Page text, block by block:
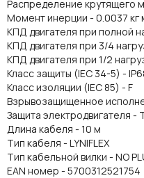
Распределение крутящего
Момент инерции - 0.0037 кг
КПД двигателя при полной
КПД двигателя при 3/4
КПД двигателя при 1/2
Класс защиты (IEC 34-5) -
Класс изоляции (IEC 85) - F
Взрывозащищенное
Защита
Длина кабеля - 10 м
Тип кабеля - LYNIFLEX
Тип кабельной вилки - NO
EAN номер - 5700312521754